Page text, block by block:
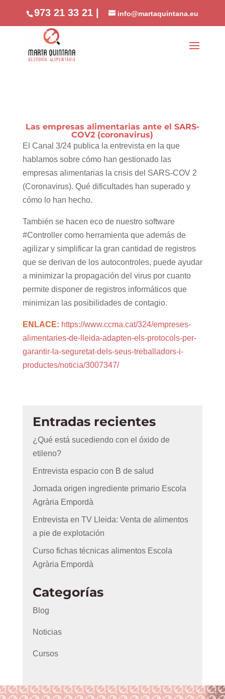
973 21 33 21 | info@martaquintana.eu
Las empresas alimentarias ante el SARS-
COV2 (coronavirus)
El Canal 3/24​ publica la entrevista en la que
hablamos sobre cómo han gestionado las
empresas alimentarias la crisis del SARS-COV 2
(Coronavirus). Qué dificultades han superado y
cómo lo han hecho.
También se hacen eco de nuestro software
#Controller como herramienta que además de
agilizar y simplificar la gran cantidad de registros
que se derivan de los autocontroles, puede ayudar
a minimizar la propagación del virus por cuanto
permite disponer de registros informáticos que
minimizan las posibilidades de contagio.
ENLACE: https://www.ccma.cat/324/empreses-
alimentaries-de-lleida-adapten-els-protocols-per-
garantir-la-seguretat-dels-seus-treballadors-i-
productes/noticia/3007347/
Entradas recientes
¿Qué está sucediendo con el óxido de
etileno?
Entrevista espacio con B de salud
Jornada origen ingrediente primario Escola
Agrària Empordà
Entrevista en TV Lleida: Venta de alimentos
a pie de explotación
Curso fichas técnicas alimentos Escola
Agrària Empordà
Categorías
Blog
Noticias
Cursos